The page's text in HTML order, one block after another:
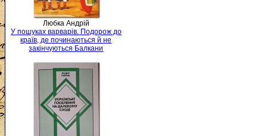
Любка Андрій
У пошуках варварів. Подорож до
країв, де починаються й не
закінчуються Балкани